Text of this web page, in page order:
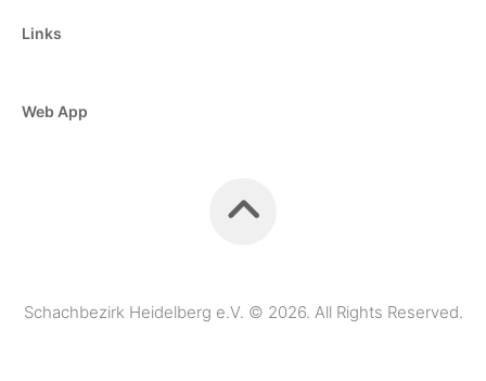
Links
Web App
Schachbezirk Heidelberg e.V. © 2026. All Rights Reserved.